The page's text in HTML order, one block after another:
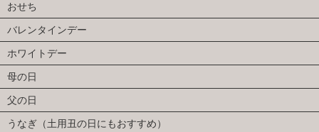
おせち
バレンタインデー
ホワイトデー
母の日
父の日
うなぎ（土用丑の日にもおすすめ）